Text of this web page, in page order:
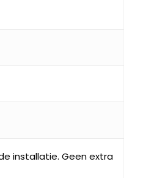
installatie. Geen extra